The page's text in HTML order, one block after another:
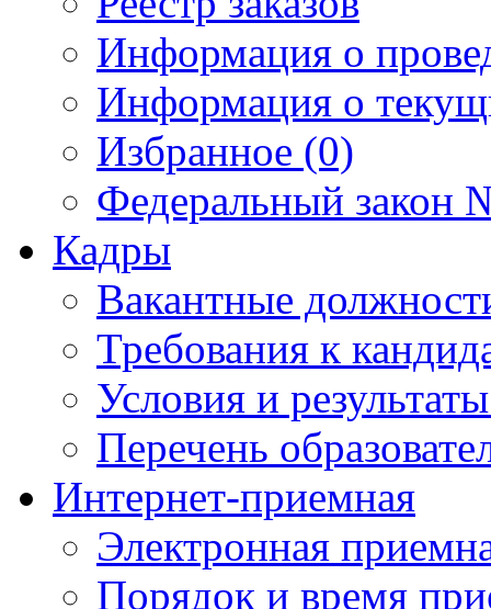
Информация о
Информация о
Избранное (0)
Федеральный закон
Кадры
Вакантные
Требования к
Условия и
Перечень
Интернет-приемная
Электронная
Порядок и время